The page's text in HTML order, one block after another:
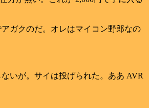
ガクのだ。オレはマイコン野郎なの
いが。サイは投げられた。ああ AVR